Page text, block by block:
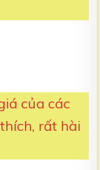
của các
rất hài